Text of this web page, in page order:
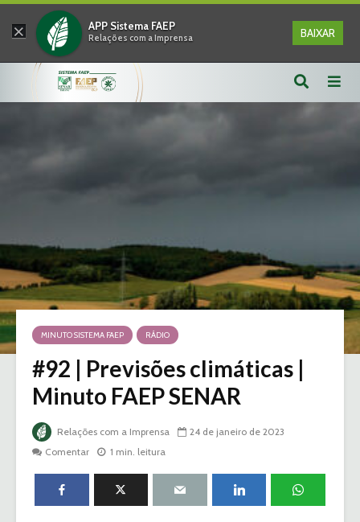
× APP Sistema FAEP
Relações com a Imprensa BAIXAR
MINUTO SISTEMA FAEP RÁDIO
#92 | Previsões climáticas |
Minuto FAEP SENAR
Relações com a Imprensa
24 de janeiro de 2023
Comentar
1 min. leitura